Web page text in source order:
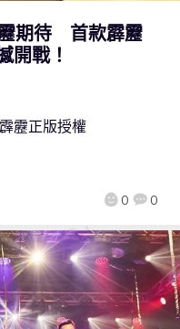
靂期待 首款霹靂
開戰！
0 0
靂正版授權